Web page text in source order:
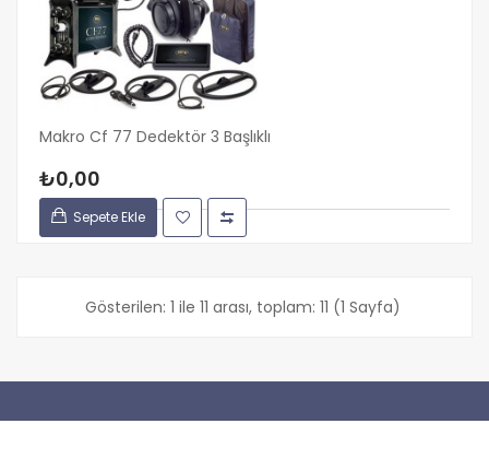
Makro Cf 77 Dedektör 3 Başlıklı
₺0,00
Sepete Ekle
Gösterilen: 1 ile 11 arası, toplam: 11 (1 Sayfa)